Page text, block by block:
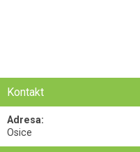
Kontakt
Adresa:
Osice